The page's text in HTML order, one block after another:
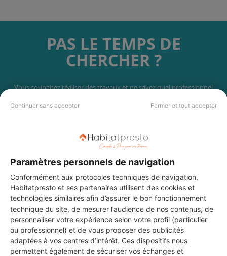
Continuer sans accepter Fermer et tout accepter
Paramètres personnels de navigation
Conformément aux protocoles techniques de navigation,
Habitatpresto et ses partenaires utilisent des cookies et
technologies similaires afin d’assurer le bon fonctionnement
technique du site, de mesurer l’audience de nos contenus, de
personnaliser votre expérience selon votre profil (particulier
ou professionnel) et de vous proposer des publicités
adaptées à vos centres d’intérêt. Ces dispositifs nous
permettent également de sécuriser vos échanges et
PAS LE TEMPS DE
CHERCHER ?
Vous souhaitez réaliser des travaux et ne savez quel professionnel
professionnels partout en France.
DEMANDER UN DEVIS